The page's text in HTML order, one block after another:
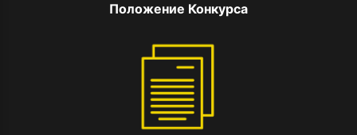
Положение Конкурса